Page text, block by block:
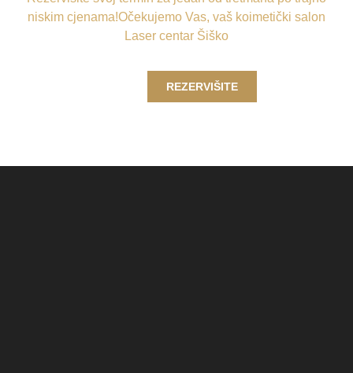
niskim cjenama!Očekujemo Vas, vaš koimetički salon
Laser centar Šiško
REZERVIŠITE